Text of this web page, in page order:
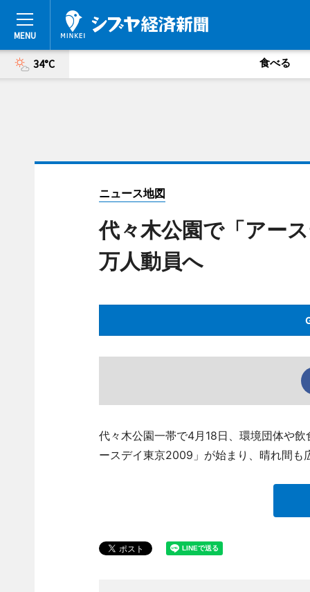
34°C 食べる
ニュース地図
代々木公園で「アー
万人動員へ
代々木公園一帯で4月18日、環境団体や
ースデイ東京2009」が始まり、晴れ間も